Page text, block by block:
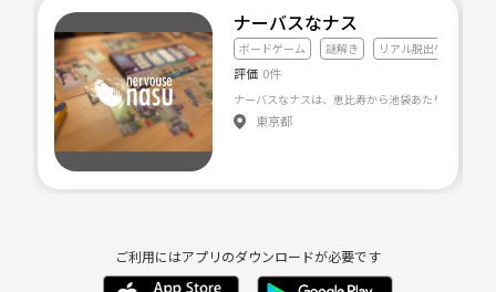
• 将来的には ルーム型公演を貸切できる6〜10名ぐらいの規模を目指し
ています
◎募集要項
• 20代、30代
• 男女問わず歓迎
•土日祝休みの方推奨
• 一人参加大歓迎
◎目指すサークルの雰囲気
ナーバスなナス
ボードゲーム 謎解き リアル脱出ゲーム
評価 0件
東京都
ご利用にはアプリのダウンロードが必要です